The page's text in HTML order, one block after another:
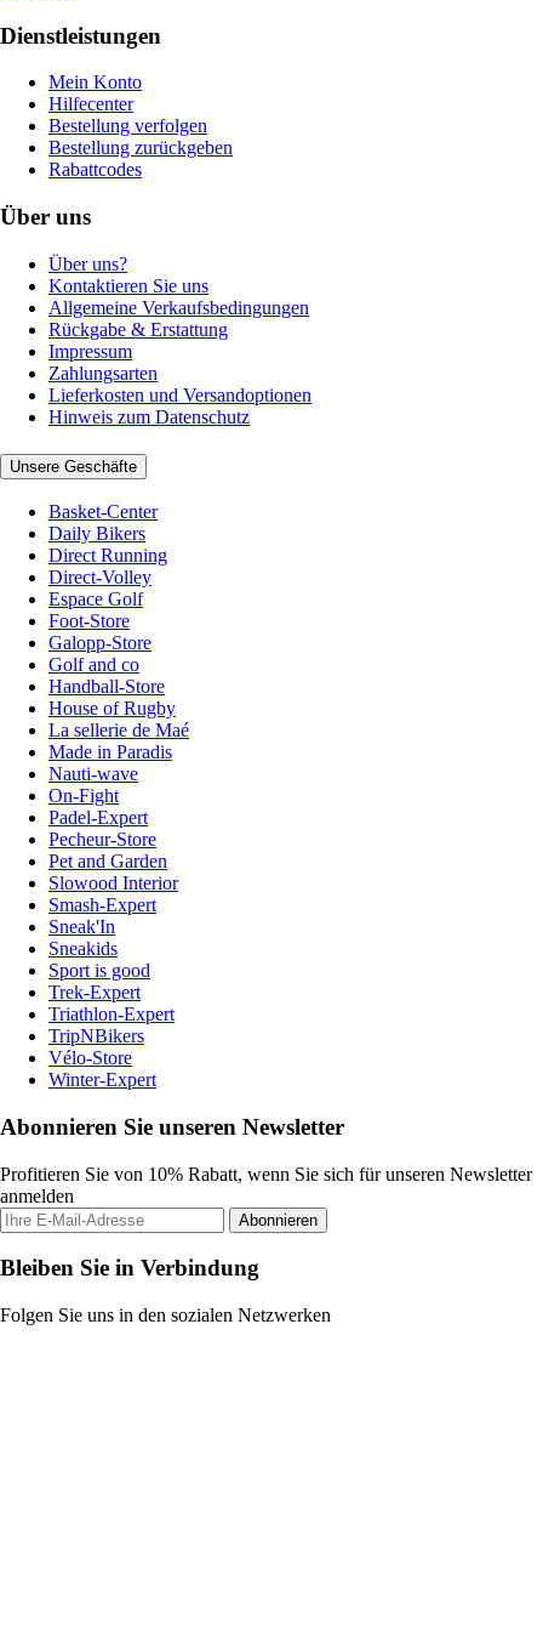
Dienstleistungen
Mein Konto
Hilfecenter
Bestellung verfolgen
Bestellung zurückgeben
Rabattcodes
Über uns
Über uns?
Kontaktieren Sie uns
Allgemeine Verkaufsbedingungen
Rückgabe & Erstattung
Impressum
Zahlungsarten
Lieferkosten und Versandoptionen
Hinweis zum Datenschutz
Unsere Geschäfte
Basket-Center
Daily Bikers
Direct Running
Direct-Volley
Espace Golf
Foot-Store
Galopp-Store
Golf and co
Handball-Store
House of Rugby
La sellerie de Maé
Made in Paradis
Nauti-wave
On-Fight
Padel-Expert
Pecheur-Store
Pet and Garden
Slowood Interior
Smash-Expert
Sneak'In
Sneakids
Sport is good
Trek-Expert
Triathlon-Expert
TripNBikers
Vélo-Store
Winter-Expert
Abonnieren Sie unseren Newsletter
Profitieren Sie von 10% Rabatt, wenn Sie sich für unseren Newsletter
anmelden
Abonnieren
Bleiben Sie in Verbindung
Folgen Sie uns in den sozialen Netzwerken